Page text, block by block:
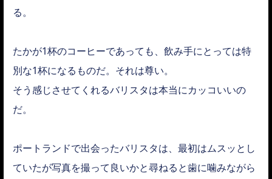
る。
たかが1杯のコーヒーであっても、飲み手にとっては特
別な1杯になるものだ。それは尊い。
そう感じさせてくれるバリスタは本当にカッコいいの
だ。
ポートランドで出会ったバリスタは、最初はムスッとし
ていたが写真を撮って良いかと尋ねると歯に噛みながら